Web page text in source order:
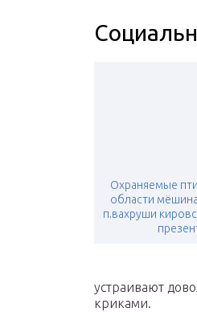
Охраняемые
области
п.вахруши
устраивают
криками.